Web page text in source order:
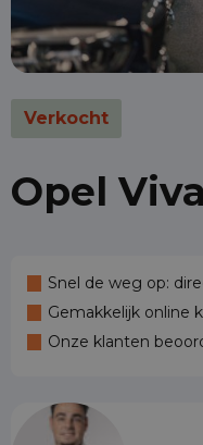
Verkocht
Opel
Snel de weg op:
Gemakkelijk online
Onze klanten